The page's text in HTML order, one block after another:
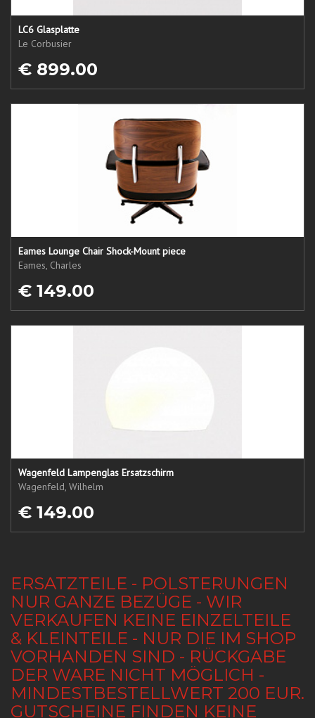
LC6 Glasplatte
Le Corbusier
€ 899.00
Eames Lounge Chair Shock-Mount piece
Eames, Charles
€ 149.00
Wagenfeld Lampenglas Ersatzschirm
Wagenfeld, Wilhelm
€ 149.00
ERSATZTEILE - POLSTERUNGEN
NUR GANZE BEZÜGE - WIR
VERKAUFEN KEINE EINZELTEILE
& KLEINTEILE - NUR DIE IM SHOP
VORHANDEN SIND - RÜCKGABE
DER WARE NICHT MÖGLICH -
MINDESTBESTELLWERT 200 EUR.
GUTSCHEINE FINDEN KEINE